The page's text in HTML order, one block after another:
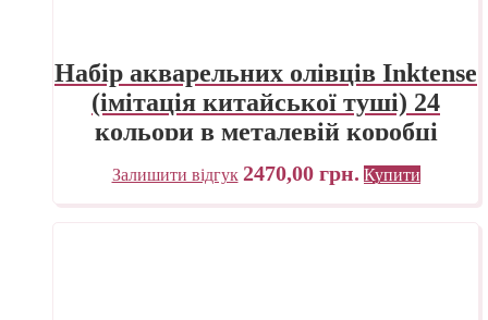
Набір акварельних олівців Inktense
(імітація китайської туші) 24
кольори в металевій коробці
Derwent
Залишити відгук 2470,00 грн. Купити